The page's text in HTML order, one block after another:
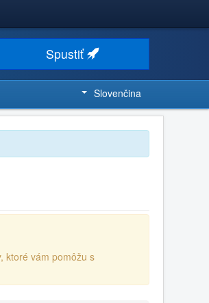
Spustiť
Slovenčina
ktoré vám pomôžu s